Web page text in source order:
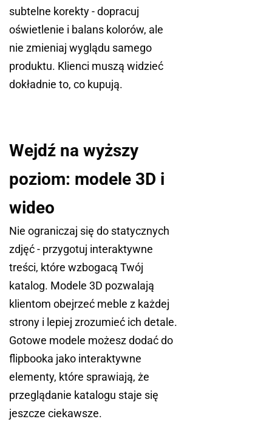
subtelne korekty - dopracuj
oświetlenie i balans kolorów, ale
nie zmieniaj wyglądu samego
produktu. Klienci muszą widzieć
dokładnie to, co kupują.
Wejdź na wyższy
poziom: modele 3D i
wideo
Nie ograniczaj się do statycznych
zdjęć - przygotuj interaktywne
treści, które wzbogacą Twój
katalog. Modele 3D pozwalają
klientom obejrzeć meble z każdej
strony i lepiej zrozumieć ich detale.
Gotowe modele możesz dodać do
flipbooka jako interaktywne
elementy, które sprawiają, że
przeglądanie katalogu staje się
jeszcze ciekawsze.